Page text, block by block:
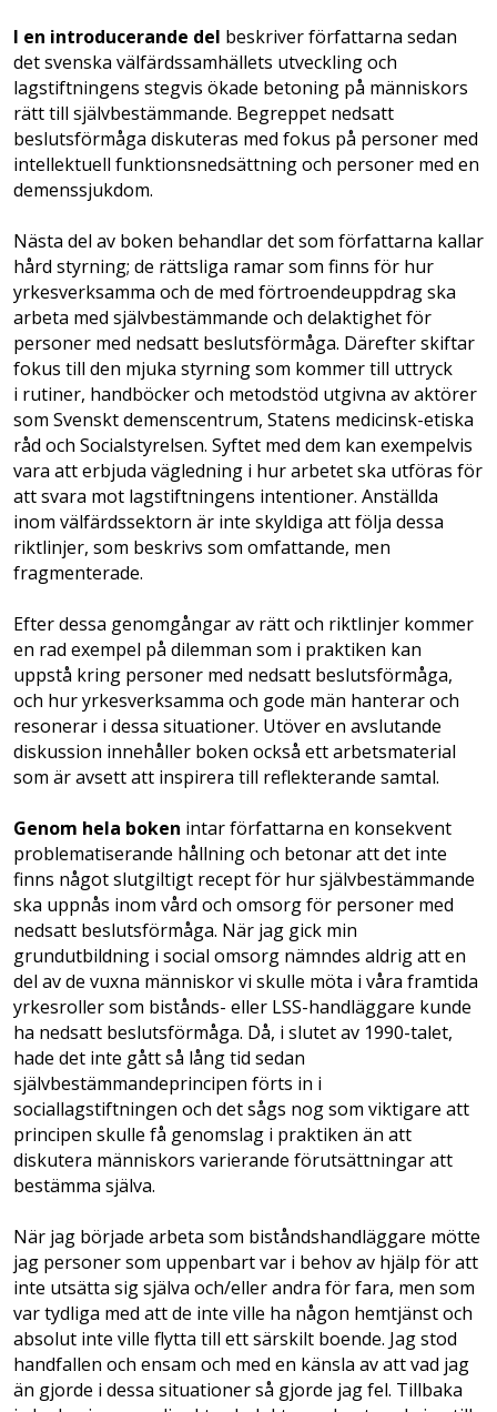
I en introducerande del beskriver författarna sedan
det svenska välfärdssamhällets utveckling och
lagstiftningens stegvis ökade betoning på människors
rätt till självbestämmande. Begreppet nedsatt
beslutsförmåga diskuteras med fokus på personer med
intellektuell funktionsnedsättning och personer med en
demenssjukdom.
Nästa del av boken behandlar det som författarna kallar
hård styrning; de rättsliga ramar som finns för hur
yrkesverksamma och de med förtroendeuppdrag ska
arbeta med självbestämmande och delaktighet för
personer med nedsatt beslutsförmåga. Därefter skiftar
fokus till den mjuka styrning som kommer till uttryck
i rutiner, handböcker och metodstöd utgivna av aktörer
som Svenskt demenscentrum, Statens medicinsk-etiska
råd och Socialstyrelsen. Syftet med dem kan exempelvis
vara att erbjuda vägledning i hur arbetet ska utföras för
att svara mot lagstiftningens intentioner. Anställda
inom välfärdssektorn är inte skyldiga att följa dessa
riktlinjer, som beskrivs som omfattande, men
fragmenterade.
Efter dessa genomgångar av rätt och riktlinjer kommer
en rad exempel på dilemman som i praktiken kan
uppstå kring personer med nedsatt beslutsförmåga,
och hur yrkesverksamma och gode män hanterar och
resonerar i dessa situationer. Utöver en avslutande
diskussion innehåller boken också ett arbetsmaterial
som är avsett att inspirera till reflekterande samtal.
Genom hela boken intar författarna en konsekvent
problematiserande hållning och betonar att det inte
finns något slutgiltigt recept för hur självbestämmande
ska uppnås inom vård och omsorg för personer med
nedsatt beslutsförmåga. När jag gick min
grundutbildning i social omsorg nämndes aldrig att en
del av de vuxna människor vi skulle möta i våra framtida
yrkesroller som bistånds- eller LSS-handläggare kunde
ha nedsatt beslutsförmåga. Då, i slutet av 1990-talet,
hade det inte gått så lång tid sedan
självbestämmandeprincipen förts in i
sociallagstiftningen och det sågs nog som viktigare att
principen skulle få genomslag i praktiken än att
diskutera människors varierande förutsättningar att
bestämma själva.
När jag började arbeta som biståndshandläggare mötte
jag personer som uppenbart var i behov av hjälp för att
inte utsätta sig själva och/eller andra för fara, men som
var tydliga med att de inte ville ha någon hemtjänst och
absolut inte ville flytta till ett särskilt boende. Jag stod
handfallen och ensam och med en känsla av att vad jag
än gjorde i dessa situationer så gjorde jag fel. Tillbaka